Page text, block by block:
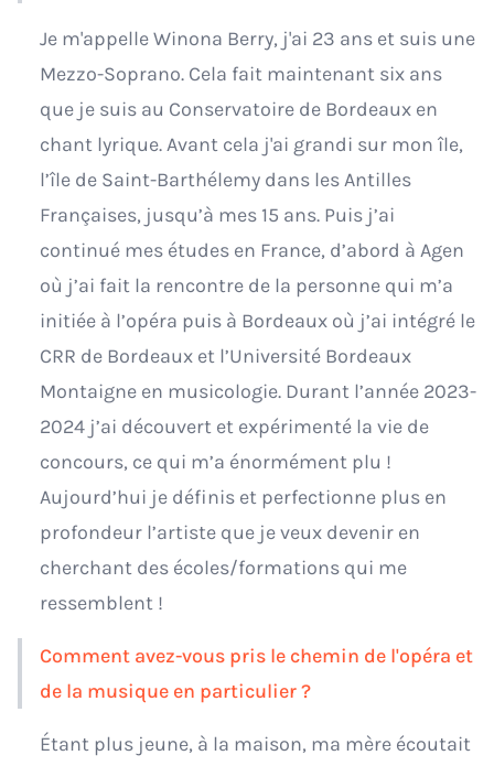
Je m'appelle Winona Berry, j'ai 23 ans et suis une
Mezzo-Soprano. Cela fait maintenant six ans
que je suis au Conservatoire de Bordeaux en
chant lyrique. Avant cela j'ai grandi sur mon île,
l’île de Saint-Barthélemy dans les Antilles
Françaises, jusqu’à mes 15 ans. Puis j’ai
continué mes études en France, d’abord à Agen
où j’ai fait la rencontre de la personne qui m’a
initiée à l’opéra puis à Bordeaux où j’ai intégré le
CRR de Bordeaux et l’Université Bordeaux
Montaigne en musicologie. Durant l’année 2023-
2024 j’ai découvert et expérimenté la vie de
concours, ce qui m’a énormément plu !
Aujourd’hui je définis et perfectionne plus en
profondeur l’artiste que je veux devenir en
cherchant des écoles/formations qui me
ressemblent !
Comment avez-vous pris le chemin de l'opéra et
de la musique en particulier ?
Étant plus jeune, à la maison, ma mère écoutait